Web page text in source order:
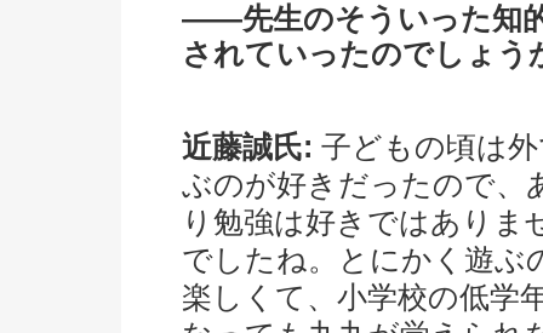
――先生のそういった知
されていったのでしょう
近藤誠氏: 子どもの頃は
ぶのが好きだったので、
り勉強は好きではありま
でしたね。とにかく遊ぶ
楽しくて、小学校の低学